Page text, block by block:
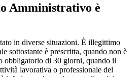
Amministrativo è
in diverse situazioni. È illegittimo
sottostante è prescritta, quando non è
obbligatorio di 30 giorni, quando il
lavorativa o professionale del